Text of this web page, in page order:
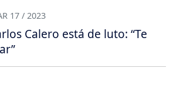
17 / 2023
Calero está de luto: “Te